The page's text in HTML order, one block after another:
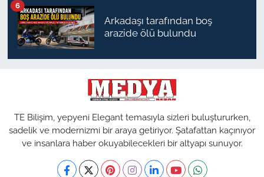
Arkadaşı tarafından boş
arazide ölü bulundu
6
TE Bilişim, yepyeni Elegant temasıyla sizleri buluştururken,
sadelik ve modernizmi bir araya getiriyor. Şatafattan kaçınıyor
ve insanlara haber okuyabilecekleri bir altyapı sunuyor.
Genel
Politika
Dış Haberler